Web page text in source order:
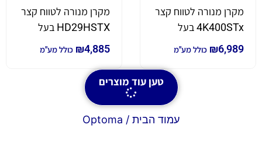
מקרן מנורה לטווח קצר
4K400STx בעל
עוצמת הארה של
₪6,989 כולל מע"מ
מקרן מנורה לטווח קצר
HD29HSTX בעל
עוצמת הארה של
₪4,885 כולל מע"מ
טען עוד מוצרים
עמוד הבית / Optoma